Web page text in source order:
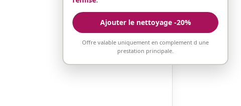
Ajouter le nettoyage -20%
Offre valable uniquement en complement d une
prestation principale.